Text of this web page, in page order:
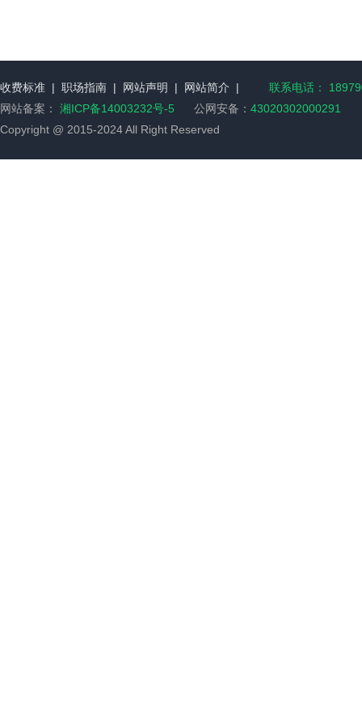
收费标准 | 职场指南 | 网站声明 | 网站简介 |
联系电话：
网站备案： 湘ICP备14003232号-5 公网安备： 43020302000291
Copyright @ 2015-2024 All Right Reserved